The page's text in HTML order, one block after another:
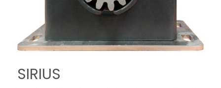
SIRIUS